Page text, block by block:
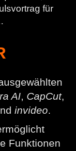
für
AI, CapCut,
invideo.
Funktionen